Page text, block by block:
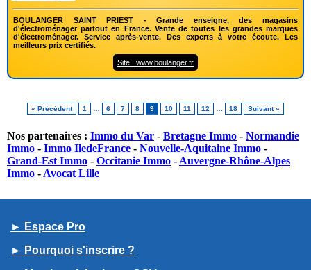
BOULANGER SAINT PRIEST - Grande enseigne, des magasins
d'électroménager partout en France. Vente de toutes les grandes marques
d'électroménager. Service après-vente. Des experts à votre écoute. Les
meilleurs prix certifiés.
Site : www.boulanger.fr
« Précédent 1 … 6 7 8 9 10 11 12 … 18 Suivant »
Nos partenaires : Immo du Var - Bretagne Immo - Normandie
Immo - Immo IledeFrance - Nouvelle-Aquitaine Immo -
Grand-Est Immo - Occitanie Immo -Auvergne-Rhône-Alpes
Immo -Avocat Lille
► Espace Pro
► Pourquoi s'inscrire ?